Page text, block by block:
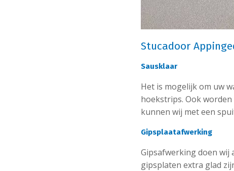
Stucadoor
Sausklaar
Het is mogelijk om uw
hoekstrips. Ook
kunnen wij met een
Gipsplaatafwerking
Gipsafwerking doen wij
gipsplaten extra glad